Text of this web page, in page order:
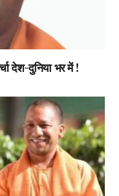
देश-दुनिया भर में !